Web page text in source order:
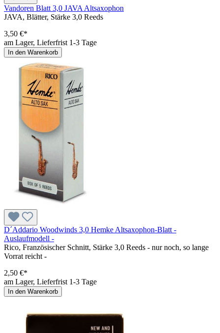
Vandoren Blatt 3,0 JAVA Altsaxophon
JAVA, Blätter, Stärke 3,0 Reeds
3,50 €*
am Lager, Lieferfrist 1-3 Tage
In den Warenkorb
D´Addario Woodwinds 3,0 Hemke Altsaxophon-Blatt -
Auslaufmodell -
Rico, Französischer Schnitt, Stärke 3,0 Reeds - nur noch, so lange
Vorrat reicht -
2,50 €*
am Lager, Lieferfrist 1-3 Tage
In den Warenkorb